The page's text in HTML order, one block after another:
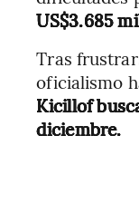
US$3.685
Tras
oficialismo
Kicillof
diciembre.